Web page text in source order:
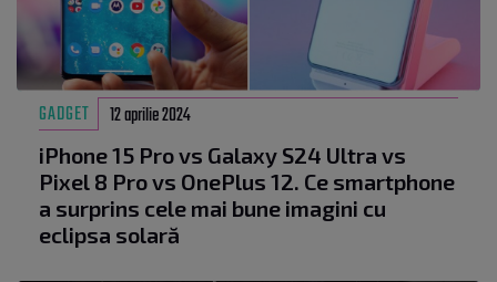
GADGET 12 aprilie 2024
iPhone 15 Pro vs Galaxy S24 Ultra vs
Pixel 8 Pro vs OnePlus 12. Ce smartphone
a surprins cele mai bune imagini cu
eclipsa solară